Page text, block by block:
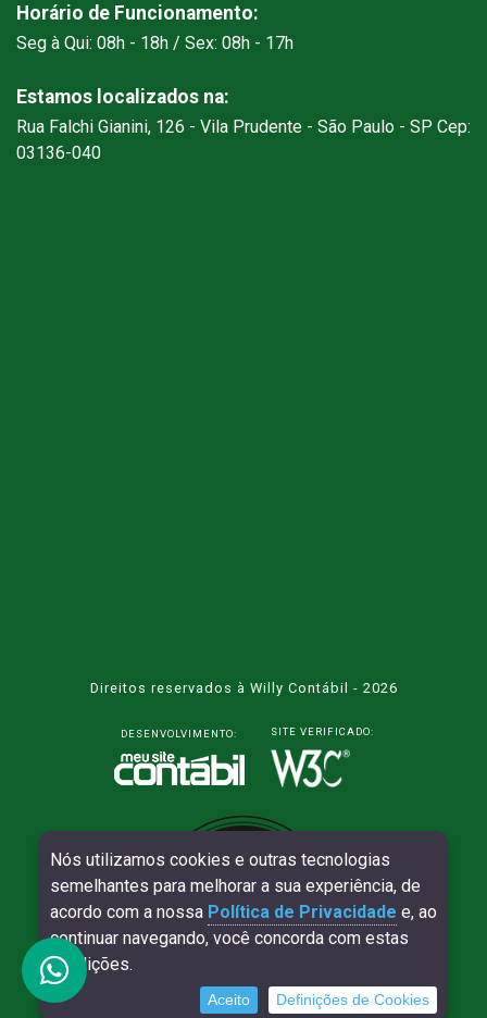
Horário de Funcionamento:
Seg à Qui: 08h - 18h / Sex: 08h - 17h
Estamos localizados na:
Rua Falchi Gianini, 126 - Vila Prudente - São Paulo - SP Cep:
03136-040
Direitos reservados à Willy Contábil - 2026
DESENVOLVIMENTO: SITE VERIFICADO:
Nós utilizamos cookies e outras tecnologias
semelhantes para melhorar a sua experiência, de
acordo com a nossa Política de Privacidade e, ao
continuar navegando, você concorda com estas
condições.
Aceito Definições de Cookies